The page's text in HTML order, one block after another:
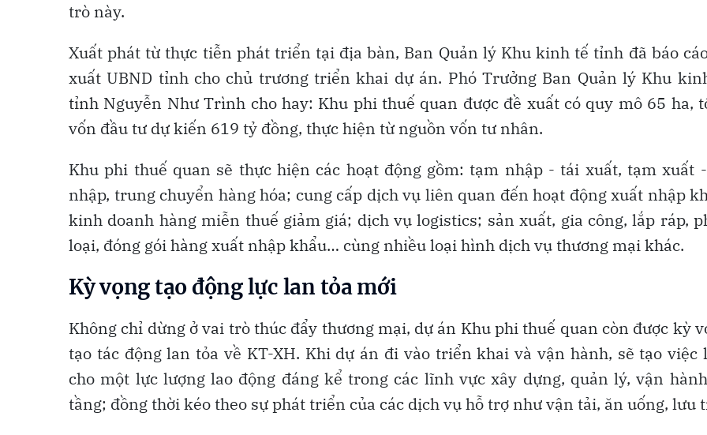
trò này.
Xuất phát từ thực tiễn phát triển tại địa bàn, Ban Quản lý Khu kinh tế tỉnh đã báo
xuất UBND tỉnh cho chủ trương triển khai dự án. Phó Trưởng Ban Quản lý Khu
tỉnh Nguyễn Như Trình cho hay: Khu phi thuế quan được đề xuất có quy mô 65 ha,
vốn đầu tư dự kiến 619 tỷ đồng, thực hiện từ nguồn vốn tư nhân.
Khu phi thuế quan sẽ thực hiện các hoạt động gồm: tạm nhập - tái xuất, tạm xuất
nhập, trung chuyển hàng hóa; cung cấp dịch vụ liên quan đến hoạt động xuất nhập
kinh doanh hàng miễn thuế giảm giá; dịch vụ logistics; sản xuất, gia công, lắp ráp,
loại, đóng gói hàng xuất nhập khẩu… cùng nhiều loại hình dịch vụ thương mại khác.
Kỳ vọng tạo động lực lan tỏa mới
Không chỉ dừng ở vai trò thúc đẩy thương mại, dự án Khu phi thuế quan còn được kỳ
tạo tác động lan tỏa về KT-XH. Khi dự án đi vào triển khai và vận hành, sẽ tạo việc
cho một lực lượng lao động đáng kể trong các lĩnh vực xây dựng, quản lý, vận
tầng; đồng thời kéo theo sự phát triển của các dịch vụ hỗ trợ như vận tải, ăn uống, lưu